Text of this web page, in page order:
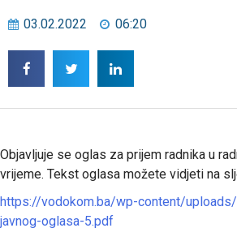
03.02.2022 06:20
Objavljuje se oglas za prijem radnika u
vrijeme. Tekst oglasa možete vidjeti na
https://vodokom.ba/wp-content/
javnog-oglasa-5.pdf